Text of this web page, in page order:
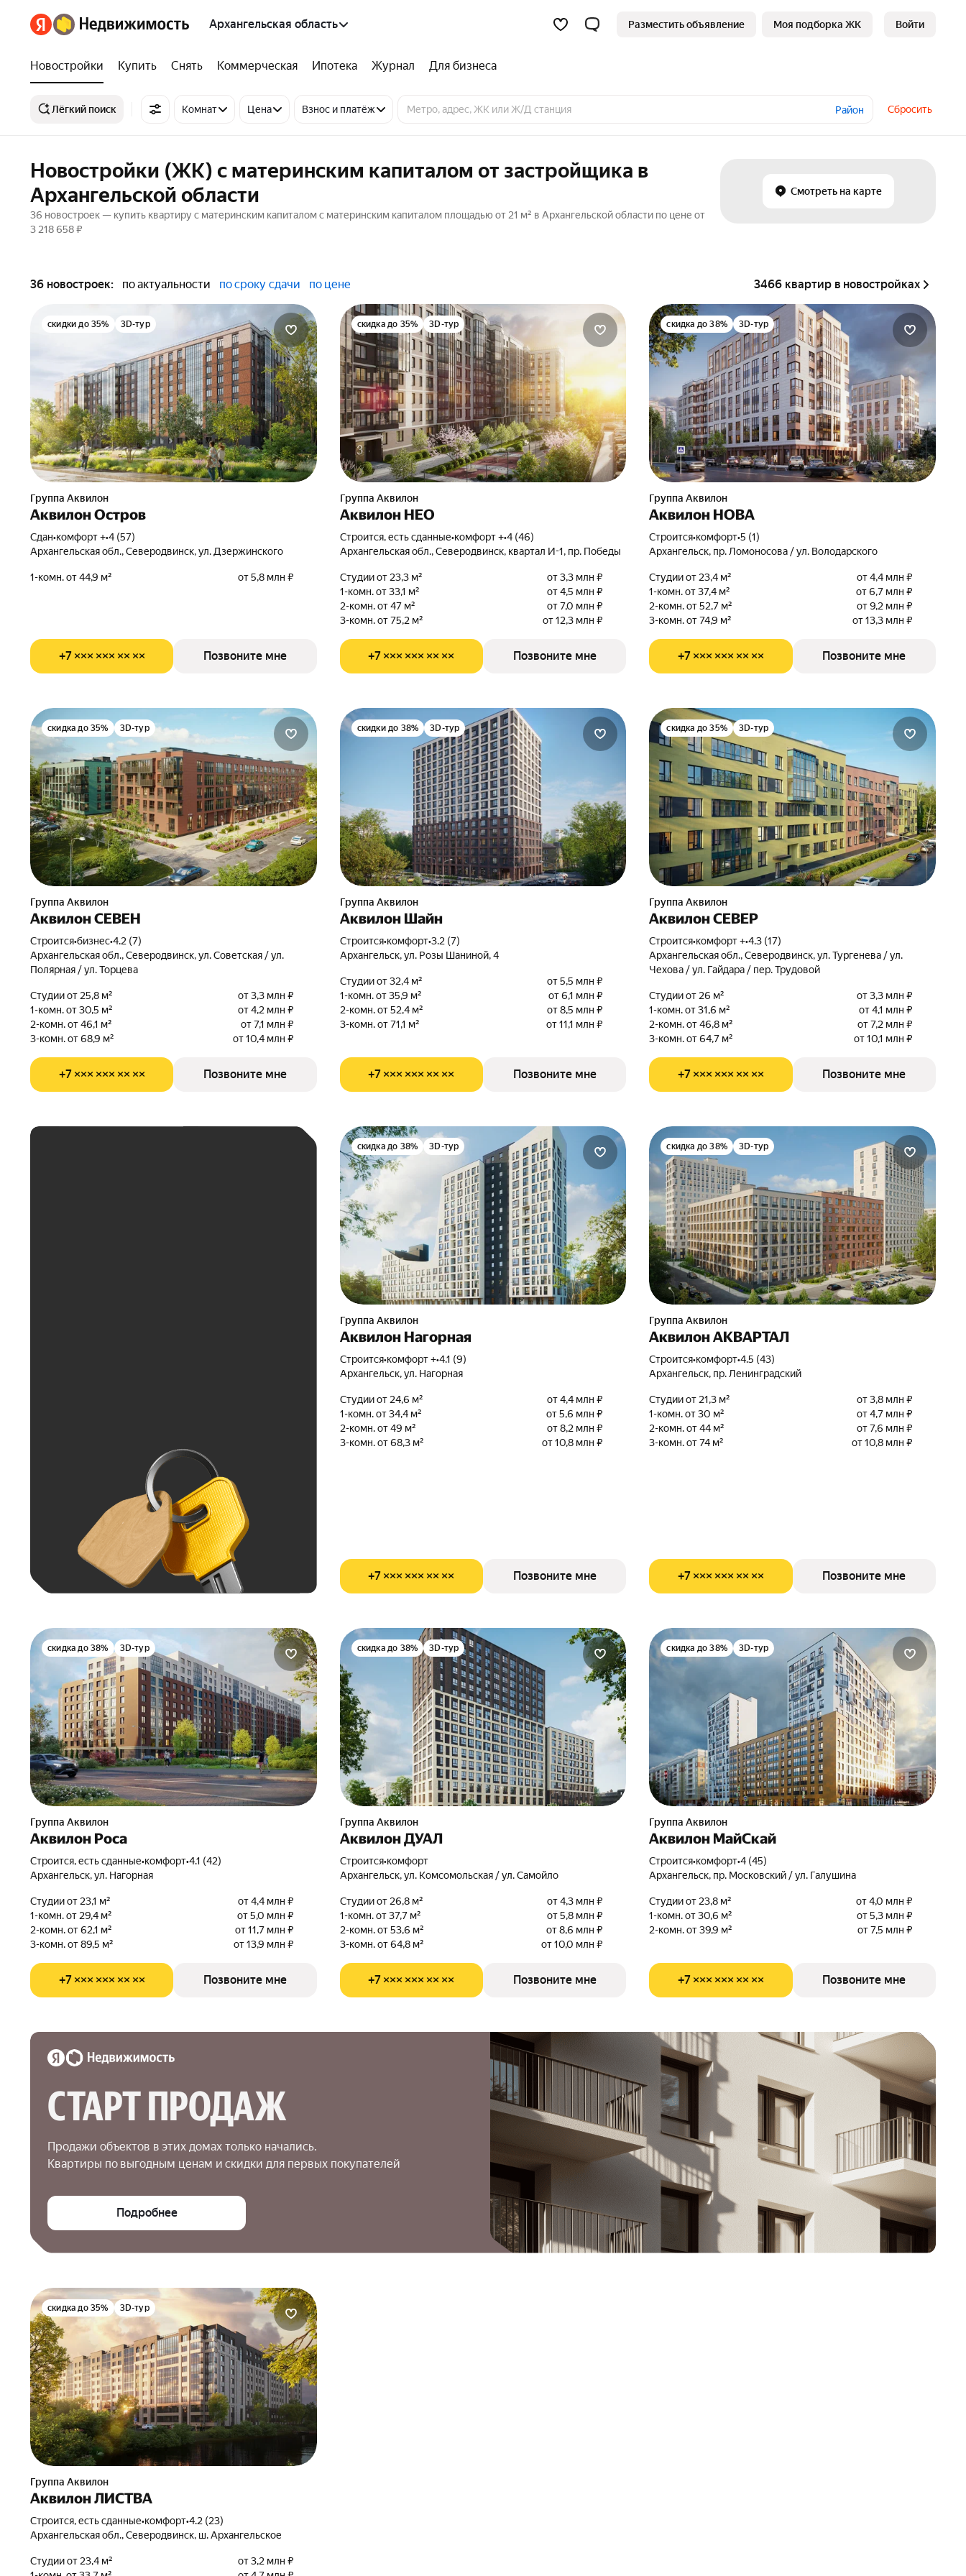
Архангельская область Разместить объявление Моя подборка ЖК Войти
Новостройки Купить Снять Коммерческая Ипотека Журнал Для бизнеса
Лёгкий поиск Комнат Цена Взнос и платёж Район Сбросить
Новостройки (ЖК) с материнским капиталом от застройщика в
Архангельской области
36 новостроек — купить квартиру с материнским капиталом с материнским капиталом площадью от 21 м² в Архангельской области по цене от
3 218 658 ₽
Смотреть на карте
36 новостроек: по актуальности по сроку сдачи по цене 3466 квартир в новостройках
скидки до 35% 3D-тур
Группа Аквилон
Аквилон Остров
Сдан•комфорт +•4 (57)
Архангельская обл., Северодвинск, ул. Дзержинского
1-комн. от 44,9 м² от 5,8 млн ₽
+7 ××× ××× ×× ×× Позвоните мне
скидка до 35% 3D-тур
Группа Аквилон
Аквилон НЕО
Строится, есть сданные•комфорт +•4 (46)
Архангельская обл., Северодвинск, квартал И-1, пр. Победы
Студии от 23,3 м²
от 3,3 млн ₽
1-комн. от 33,1 м²
от 4,5 млн ₽
2-комн. от 47 м²
от 7,0 млн ₽
3-комн. от 75,2 м²
от 12,3 млн ₽
+7 ××× ××× ×× ×× Позвоните мне
скидка до 38% 3D-тур
Группа Аквилон
Аквилон НОВА
Строится•комфорт•5 (1)
Архангельск, пр. Ломоносова / ул. Володарского
Студии от 23,4 м²
от 4,4 млн ₽
1-комн. от 37,4 м²
от 6,7 млн ₽
2-комн. от 52,7 м²
от 9,2 млн ₽
3-комн. от 74,9 м²
от 13,3 млн ₽
+7 ××× ××× ×× ×× Позвоните мне
скидка до 35% 3D-тур
Группа Аквилон
Аквилон СЕВЕН
Строится•бизнес•4.2 (7)
Архангельская обл., Северодвинск, ул. Советская / ул.
Полярная / ул. Торцева
Студии от 25,8 м²
от 3,3 млн ₽
1-комн. от 30,5 м²
от 4,2 млн ₽
2-комн. от 46,1 м²
от 7,1 млн ₽
3-комн. от 68,9 м²
от 10,4 млн ₽
+7 ××× ××× ×× ×× Позвоните мне
скидки до 38% 3D-тур
Группа Аквилон
Аквилон Шайн
Строится•комфорт•3.2 (7)
Архангельск, ул. Розы Шаниной, 4
Студии от 32,4 м²
от 5,5 млн ₽
1-комн. от 35,9 м²
от 6,1 млн ₽
2-комн. от 52,4 м²
от 8,5 млн ₽
3-комн. от 71,1 м²
от 11,1 млн ₽
+7 ××× ××× ×× ×× Позвоните мне
скидка до 35% 3D-тур
Группа Аквилон
Аквилон СЕВЕР
Строится•комфорт +•4.3 (17)
Архангельская обл., Северодвинск, ул. Тургенева / ул.
Чехова / ул. Гайдара / пер. Трудовой
Студии от 26 м²
от 3,3 млн ₽
1-комн. от 31,6 м²
от 4,1 млн ₽
2-комн. от 46,8 м²
от 7,2 млн ₽
3-комн. от 64,7 м²
от 10,1 млн ₽
+7 ××× ××× ×× ×× Позвоните мне
скидка до 38% 3D-тур
Группа Аквилон
Аквилон Нагорная
Строится•комфорт +•4.1 (9)
Архангельск, ул. Нагорная
Студии от 24,6 м²
от 4,4 млн ₽
1-комн. от 34,4 м²
от 5,6 млн ₽
2-комн. от 49 м²
от 8,2 млн ₽
3-комн. от 68,3 м²
от 10,8 млн ₽
+7 ××× ××× ×× ×× Позвоните мне
скидка до 38% 3D-тур
Группа Аквилон
Аквилон АКВАРТАЛ
Строится•комфорт•4.5 (43)
Архангельск, пр. Ленинградский
Студии от 21,3 м²
от 3,8 млн ₽
1-комн. от 30 м²
от 4,7 млн ₽
2-комн. от 44 м²
от 7,6 млн ₽
3-комн. от 74 м²
от 10,8 млн ₽
+7 ××× ××× ×× ×× Позвоните мне
скидка до 38% 3D-тур
Группа Аквилон
Аквилон Роса
Строится, есть сданные•комфорт•4.1 (42)
Архангельск, ул. Нагорная
Студии от 23,1 м²
от 4,4 млн ₽
1-комн. от 29,4 м²
от 5,0 млн ₽
2-комн. от 62,1 м²
от 11,7 млн ₽
3-комн. от 89,5 м²
от 13,9 млн ₽
+7 ××× ××× ×× ×× Позвоните мне
скидка до 38% 3D-тур
Группа Аквилон
Аквилон ДУАЛ
Строится•комфорт
Архангельск, ул. Комсомольская / ул. Самойло
Студии от 26,8 м²
от 4,3 млн ₽
1-комн. от 37,7 м²
от 5,8 млн ₽
2-комн. от 53,6 м²
от 8,6 млн ₽
3-комн. от 64,8 м²
от 10,0 млн ₽
+7 ××× ××× ×× ×× Позвоните мне
скидка до 38% 3D-тур
Группа Аквилон
Аквилон МайСкай
Строится•комфорт•4 (45)
Архангельск, пр. Московский / ул. Галушина
Студии от 23,8 м²
от 4,0 млн ₽
1-комн. от 30,6 м²
от 5,3 млн ₽
2-комн. от 39,9 м²
от 7,5 млн ₽
+7 ××× ××× ×× ×× Позвоните мне
СТАРТ ПРОДАЖ
Продажи объектов в этих домах только начались.
Квартиры по выгодным ценам и скидки для первых покупателей
Подробнее
скидка до 35% 3D-тур
Группа Аквилон
Аквилон ЛИСТВА
Строится, есть сданные•комфорт•4.2 (23)
Архангельская обл., Северодвинск, ш. Архангельское
Студии от 23,4 м²
от 3,2 млн ₽